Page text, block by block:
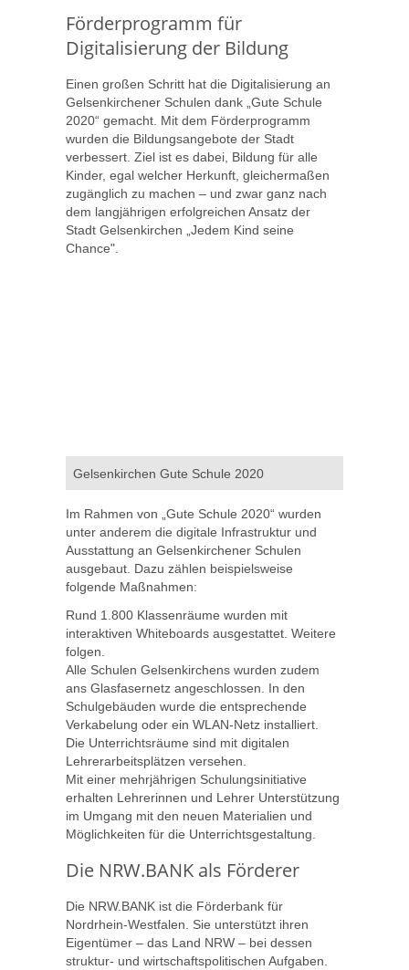
Förderprogramm für
Digitalisierung der Bildung
Einen großen Schritt hat die Digitalisierung an
Gelsenkirchener Schulen dank „Gute Schule
2020“ gemacht. Mit dem Förderprogramm
wurden die Bildungsangebote der Stadt
verbessert. Ziel ist es dabei, Bildung für alle
Kinder, egal welcher Herkunft, gleichermaßen
zugänglich zu machen – und zwar ganz nach
dem langjährigen erfolgreichen Ansatz der
Stadt Gelsenkirchen „Jedem Kind seine
Chance".
Gelsenkirchen Gute Schule 2020
Im Rahmen von „Gute Schule 2020“ wurden
unter anderem die digitale Infrastruktur und
Ausstattung an Gelsenkirchener Schulen
ausgebaut. Dazu zählen beispielsweise
folgende Maßnahmen:
Rund 1.800 Klassenräume wurden mit
interaktiven Whiteboards ausgestattet. Weitere
folgen.
Alle Schulen Gelsenkirchens wurden zudem
ans Glasfasernetz angeschlossen. In den
Schulgebäuden wurde die entsprechende
Verkabelung oder ein WLAN-Netz installiert.
Die Unterrichtsräume sind mit digitalen
Lehrerarbeitsplätzen versehen.
Mit einer mehrjährigen Schulungsinitiative
erhalten Lehrerinnen und Lehrer Unterstützung
im Umgang mit den neuen Materialien und
Möglichkeiten für die Unterrichtsgestaltung.
Die NRW.BANK als Förderer
Die NRW.BANK ist die Förderbank für
Nordrhein-Westfalen. Sie unterstützt ihren
Eigentümer – das Land NRW – bei dessen
struktur- und wirtschaftspolitischen Aufgaben.